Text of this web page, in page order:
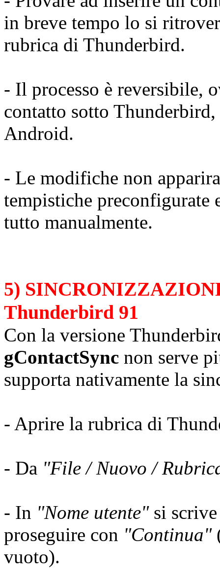
in breve tempo lo si
rubrica di Thunderbird.
- Il processo è reversibile,
contatto sotto
Android.
- Le modifiche non
tempistiche preconfigurate
tutto manualmente.
5)
Thunderbird 91
Con la versione
gContactSync non serve
supporta nativamente la
- Aprire la rubrica di
- Da "File / Nuovo /
- In "Nome utente"si
proseguire con "Continua"
vuoto).